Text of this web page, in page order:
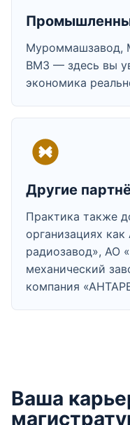
Муроммашзавод,
ВМЗ — здесь вы
экономика
Другие
Практика также
организациях
радиозавод», АО
механический
компания
Ваша